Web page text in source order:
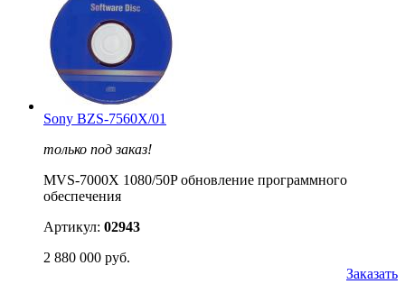
Sony BZS-7560X/01
только под заказ!
MVS-7000X 1080/50P обновление программного
обеспечения
Артикул: 02943
2 880 000 руб.
Заказать